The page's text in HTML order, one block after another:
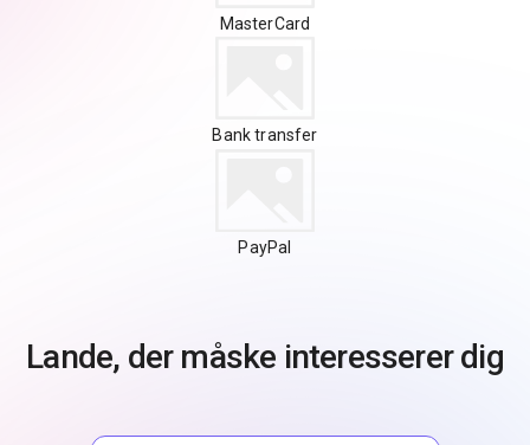
MasterCard
Bank transfer
PayPal
Lande, der måske interesserer dig